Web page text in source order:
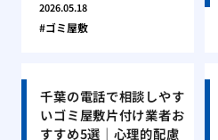
2026.05.18
ゴミ屋敷
千葉の電話で相談しやす
いゴミ屋敷片付け業者お
すすめ5選｜心理的配慮